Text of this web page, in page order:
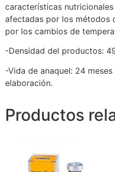
características
afectadas por los métodos
por los cambios de
-Densidad del productos:
-Vida de anaquel: 24
elaboración.
Productos